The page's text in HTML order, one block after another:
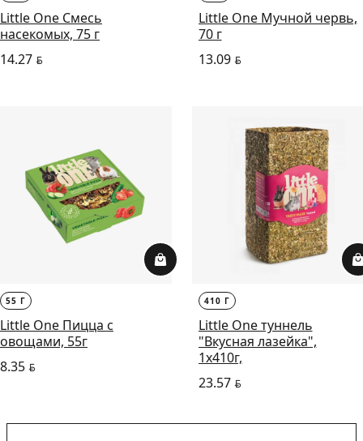
Little One Смесь
насекомых, 75 г
14.27 BYN
Little One Мучной червь,
70 г
13.09BYN
55 Г
Little One Пицца с
овощами, 55г
8.35 BYN
410 Г
Little One туннель
"Вкусная лазейка",
1x410г,
23.57BYN